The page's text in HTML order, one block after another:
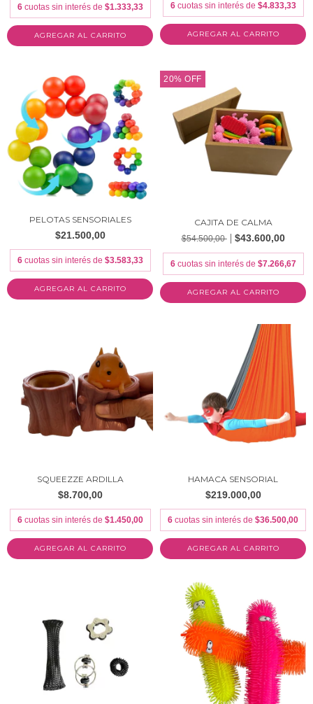
6 cuotas sin interés de $1.333,33 6 cuotas sin interés de $4.833,33
AGREGAR AL CARRITO
PELOTAS SENSORIALES
$21.500,00
6 cuotas sin interés de $3.583,33
20% OFF
CAJITA DE CALMA
$54.500,00 $43.600,00
6 cuotas sin interés de $7.266,67
AGREGAR AL CARRITO
SQUEEZZE ARDILLA
$8.700,00
6 cuotas sin interés de $1.450,00
HAMACA SENSORIAL
$219.000,00
6 cuotas sin interés de $36.500,00
AGREGAR AL CARRITO